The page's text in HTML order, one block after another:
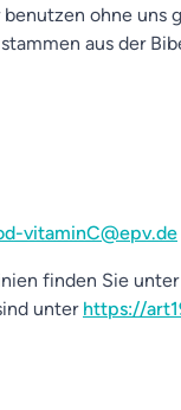
ohne uns
aus der
vitaminC@epv.de
finden Sie unter
unter https://